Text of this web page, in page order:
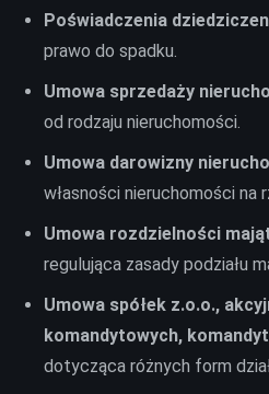
Poświadczenia
prawo do spadku.
Umowa sprzedaży
od rodzaju nieruchomości.
Umowa darowizny
własności nieruchomości na
Umowa rozdzielności
regulująca zasady podziału
Umowa spółek z.o.o.,
komandytowych,
dotycząca różnych form